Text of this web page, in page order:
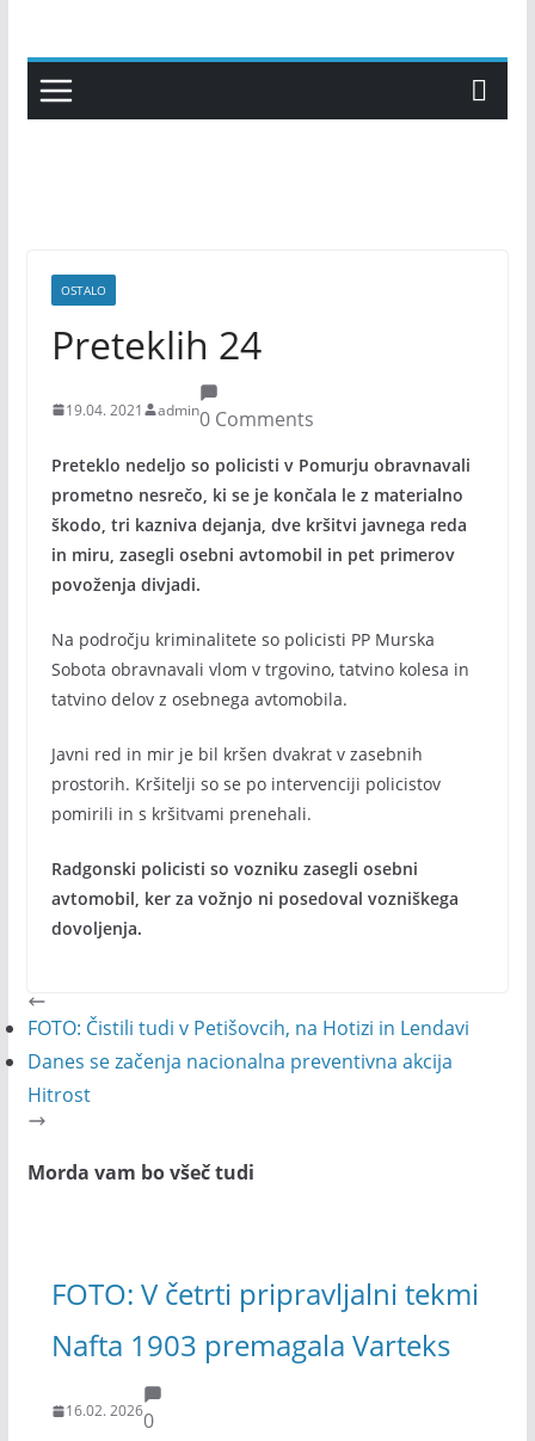
content
OSTALO
Preteklih 24
19.04. 2021 admin0 Comments
Preteklo nedeljo so policisti v Pomurju obravnavali
prometno nesrečo, ki se je končala le z materialno
škodo, tri kazniva dejanja, dve kršitvi javnega reda
in miru, zasegli osebni avtomobil in pet primerov
povoženja divjadi.
Na področju kriminalitete so policisti PP Murska
Sobota obravnavali vlom v trgovino, tatvino kolesa in
tatvino delov z osebnega avtomobila.
Javni red in mir je bil kršen dvakrat v zasebnih
prostorih. Kršitelji so se po intervenciji policistov
pomirili in s kršitvami prenehali.
Radgonski policisti so vozniku zasegli osebni
avtomobil, ker za vožnjo ni posedoval vozniškega
dovoljenja.
FOTO: Čistili tudi v Petišovcih, na Hotizi in Lendavi
Danes se začenja nacionalna preventivna akcija
Hitrost
Morda vam bo všeč tudi
FOTO: V četrti pripravljalni tekmi
Nafta 1903 premagala Varteks
16.02. 20260